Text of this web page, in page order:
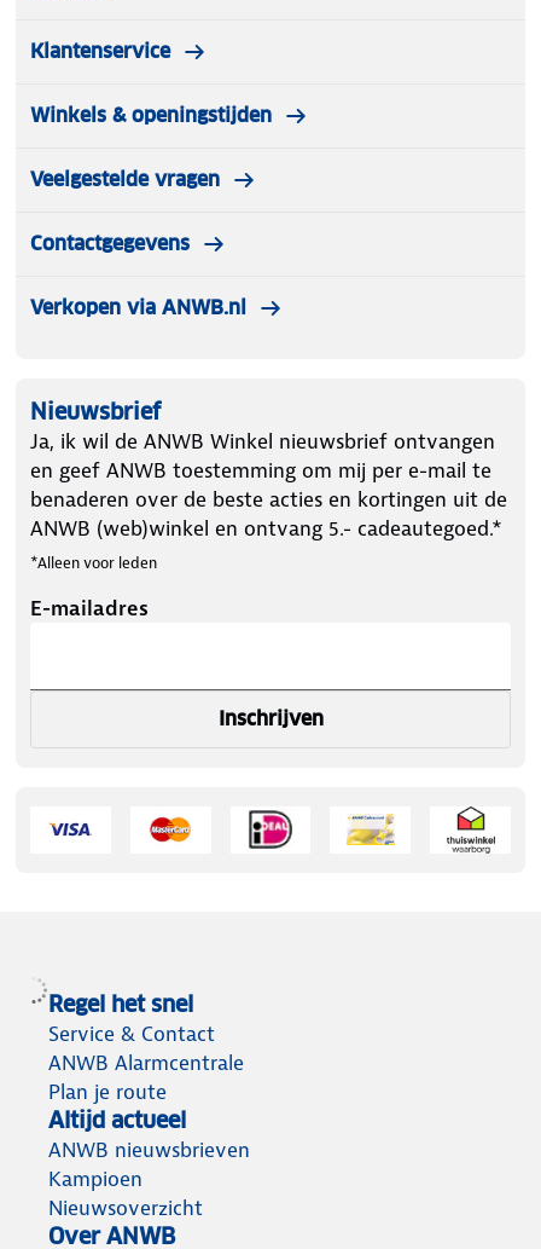
Klantenservice
Winkels & openingstijden
Veelgestelde vragen
Contactgegevens
Verkopen via ANWB.nl
Nieuwsbrief
Ja, ik wil de ANWB Winkel nieuwsbrief ontvangen
en geef ANWB toestemming om mij per e-mail te
benaderen over de beste acties en kortingen uit de
ANWB (web)winkel en ontvang 5.- cadeautegoed.*
*Alleen voor leden
E-mailadres
Inschrijven
Regel het snel
Service & Contact
ANWB Alarmcentrale
Plan je route
Altijd actueel
ANWB nieuwsbrieven
Kampioen
Nieuwsoverzicht
Over ANWB